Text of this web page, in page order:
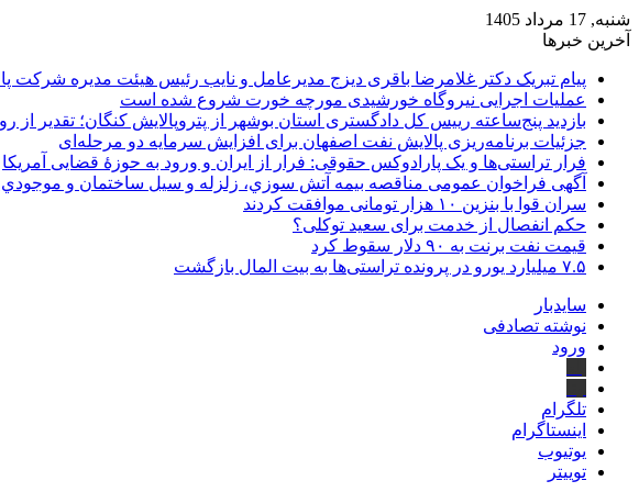
شنبه, 17 مرداد 1405
آخرین خبرها
پیام تبریک دکتر غلامرضا باقری دیزج مدیرعامل و نایب رئیس هیئت مدیره شرکت
عملیات اجرایی نیروگاه خورشیدی مورچه خورت شروع شده است
بازدید پنج‌ساعته رییس کل دادگستری استان بوشهر از پتروپالایش کنگان؛ تقدیر از
جزئیات برنامه‌ریزی پالایش نفت اصفهان برای افزایش سرمایه دو مرحله‌ای
فرار تراستی‌ها و یک پارادوکس حقوقی: فرار از ایران و ورود به حوزۀ قضایی آمریکا
آگهی فراخوان عمومی مناقصه بيمه آتش سوزي، زلزله و سیل ساختمان و موجودي
سران قوا با بنزین ۱۰ هزار تومانی موافقت کردند
حکم انفصال از خدمت برای سعید توکلی؟
قیمت نفت برنت به ۹۰ دلار سقوط کرد
۷.۵ میلیارد یورو در پرونده تراستی‌ها به بیت المال بازگشت
سایدبار
نوشته تصادفی
ورود
تلگرام
اینستاگرام
یوتیوب
توییتر